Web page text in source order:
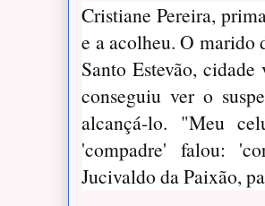
Cristiane Pereira,
e a acolheu. O marido
Santo Estevão,
conseguiu ver o
alcançá-lo. "Meu
'compadre' falou:
Jucivaldo da Paixão,